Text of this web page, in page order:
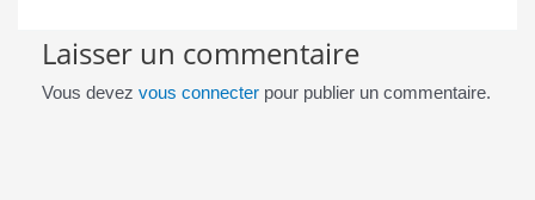
Laisser un commentaire
Vous devez vous connecterpour publier un commentaire.